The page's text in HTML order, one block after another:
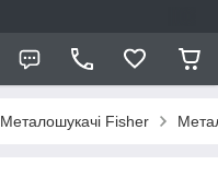
Металошукачі Fisher